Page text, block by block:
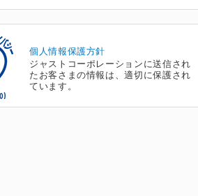
個人情報保護方針
ジャストコーポレーションに送信され
たお客さまの情報は、適切に保護され
ています。